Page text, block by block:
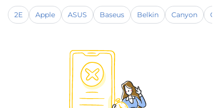
2E Apple ASUS Baseus Belkin Canyon